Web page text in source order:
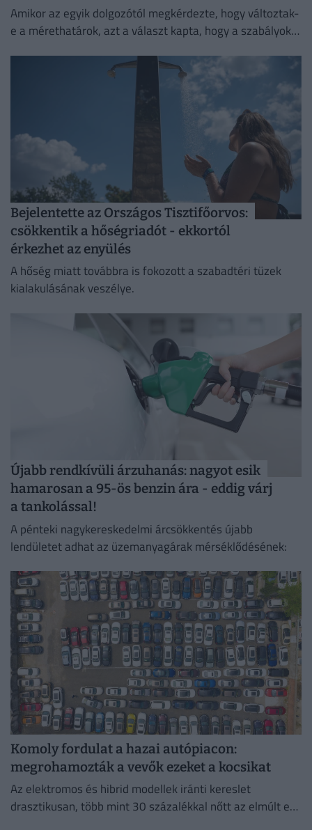
Amikor az egyik dolgozótól megkérdezte, hogy változtak-
e a mérethatárok, azt a választ kapta, hogy a szabályok
Bejelentette az Országos Tisztifőorvos:
csökkentik a hőségriadót - ekkortól
érkezhet az enyülés
A hőség miatt továbbra is fokozott a szabadtéri tüzek
kialakulásának veszélye.
Újabb rendkívüli árzuhanás: nagyot esik
hamarosan a 95-ös benzin ára - eddig várj
a tankolással!
A pénteki nagykereskedelmi árcsökkentés újabb
lendületet adhat az üzemanyagárak mérséklődésének:
Komoly fordulat a hazai autópiacon:
megrohamozták a vevők ezeket a kocsikat
Az elektromos és hibrid modellek iránti kereslet
drasztikusan, több mint 30 százalékkal nőtt az elmúlt egy